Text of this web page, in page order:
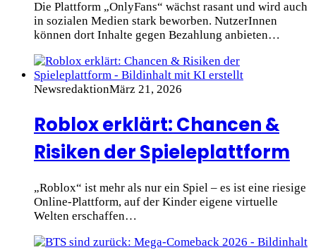
Die Plattform „OnlyFans“ wächst rasant und wird auch
in sozialen Medien stark beworben. NutzerInnen
können dort Inhalte gegen Bezahlung anbieten…
NewsredaktionMärz 21, 2026
Roblox erklärt: Chancen &
Risiken der Spieleplattform
„Roblox“ ist mehr als nur ein Spiel – es ist eine riesige
Online-Plattform, auf der Kinder eigene virtuelle
Welten erschaffen…